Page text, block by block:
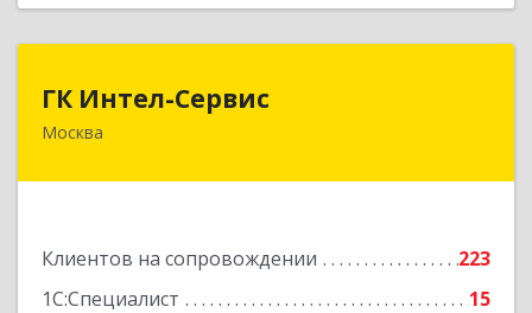
ГК Интел-Сервис
Москва
Клиентов на сопровождении
223
1С:Специалист
15
117105, Москва г, Варшавское ш, дом № 37А,